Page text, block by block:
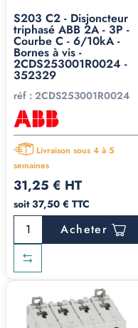
S203 C2 - Disjoncteur
triphasé ABB 2A - 3P -
Courbe C - 6/10kA -
Bornes à vis -
2CDS253001R0024 -
352329
réf : 2CDS253001R0024
Livraison sous 4 à 5
semaines
31,25 € HT
soit 37,50 € TTC
Acheter